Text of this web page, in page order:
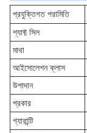
প্রযুক্তিগত পরামিতি
শ্যাফ্ট সিল
মাথা
আইসোলেশন ক্লাস
উপাদান
প্রকার
গ্যারান্টি